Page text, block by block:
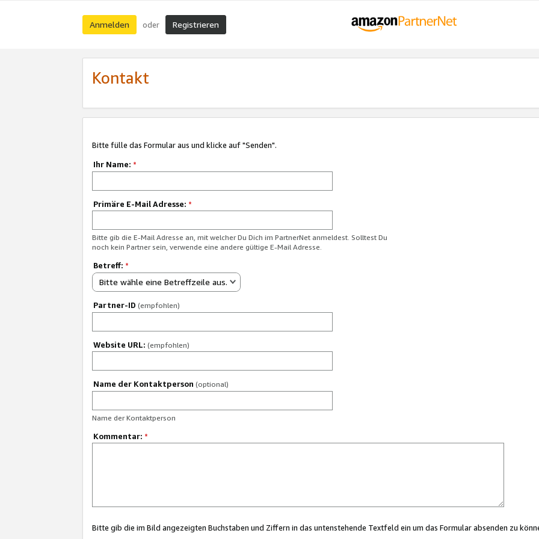
Anmelden oder Registrieren
Kontakt
Bitte fülle das Formular aus und klicke auf "Senden".
Ihr Name: *
Primäre E-Mail Adresse: *
Bitte gib die E-Mail Adresse an, mit welcher Du Dich im PartnerNet anmeldest. Solltest Du
noch kein Partner sein, verwende eine andere gültige E-Mail Adresse.
Betreff: *
Bitte wähle eine Betreffzeile aus.
Partner-ID (empfohlen)
Website URL: (empfohlen)
Name der Kontaktperson (optional)
Name der Kontaktperson
Kommentar: *
Bitte gib die im Bild angezeigten Buchstaben und Ziffern in das untenstehende Textfeld ein um das Formular absenden zu